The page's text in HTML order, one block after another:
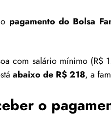
pagamento do Bolsa
com salário mínimo
abaixo de R$ 218, a
o